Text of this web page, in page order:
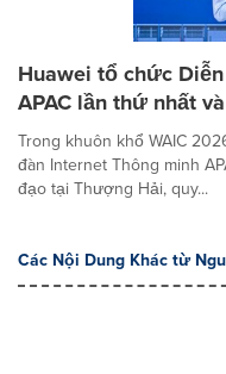
Huawei tổ chức
APAC lần thứ nhất
Trong khuôn khổ WAIC
đàn Internet Thông minh
đạo tại Thượng Hải, quy...
Các Nội Dung Khác từ